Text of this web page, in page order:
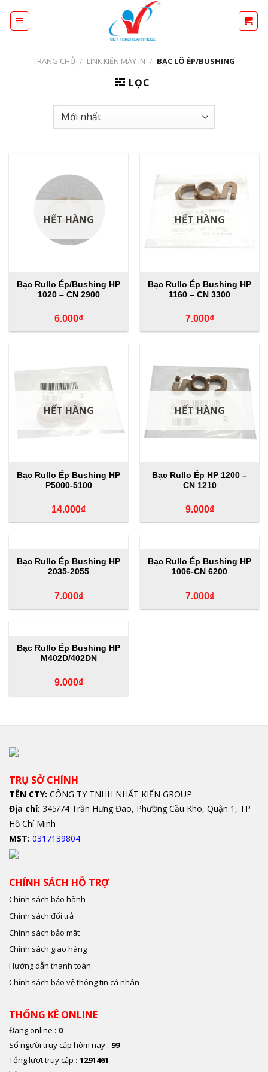
TRANG CHỦ / LINK KIỆN MÁY IN / BẠC LÔ ÉP/BUSHING
LỌC
HẾT HÀNG
Bạc Rullo Ép/Bushing HP
1020 – CN 2900
6.000₫
HẾT HÀNG
Bạc Rullo Ép Bushing HP
1160 – CN 3300
7.000₫
HẾT HÀNG
Bạc Rullo Ép Bushing HP
P5000-5100
14.000₫
HẾT HÀNG
Bạc Rullo Ép HP 1200 –
CN 1210
9.000₫
HẾT HÀNG
Bạc Rullo Ép Bushing HP
2035-2055
7.000₫
HẾT HÀNG
Bạc Rullo Ép Bushing HP
1006-CN 6200
7.000₫
HẾT HÀNG
Bạc Rullo Ép Bushing HP
M402D/402DN
9.000₫
TRỤ SỞ CHÍNH
TÊN CTY: CÔNG TY TNHH NHẤT KIẾN GROUP
Địa chỉ: 345/74 Trần Hưng Đao, Phường Cầu Kho, Quận 1, TP
Hồ Chí Minh
MST: 0317139804
CHÍNH SÁCH HỖ TRỢ
Chính sách bảo hành
Chính sách đổi trả
Chính sách bảo mật
Chính sách giao hàng
Hướng dẫn thanh toán
Chính sách bảo vệ thông tin cá nhân
THỐNG KÊ ONLINE
Đang online : 0
Số người truy cập hôm nay : 99
Tổng lượt truy cập : 1291461